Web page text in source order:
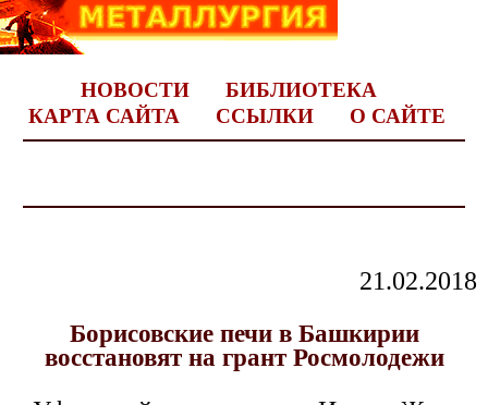
НОВОСТИ
БИБЛИОТЕКА
КАРТА САЙТА
ССЫЛКИ О САЙТЕ
21.02.2018
Борисовские печи в Башкирии
восстановят на грант Росмолодежи